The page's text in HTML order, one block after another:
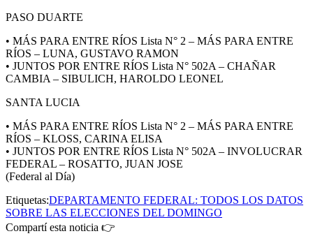
PASO DUARTE
• MÁS PARA ENTRE RÍOS Lista N° 2 – MÁS PARA ENTRE
RÍOS – LUNA, GUSTAVO RAMON
• JUNTOS POR ENTRE RÍOS Lista N° 502A – CHAÑAR
CAMBIA – SIBULICH, HAROLDO LEONEL
SANTA LUCIA
• MÁS PARA ENTRE RÍOS Lista N° 2 – MÁS PARA ENTRE
RÍOS – KLOSS, CARINA ELISA
• JUNTOS POR ENTRE RÍOS Lista N° 502A – INVOLUCRAR
FEDERAL – ROSATTO, JUAN JOSE
(Federal al Día)
Etiquetas:DEPARTAMENTO FEDERAL: TODOS LOS DATOS
SOBRE LAS ELECCIONES DEL DOMINGO
Compartí esta noticia 👉